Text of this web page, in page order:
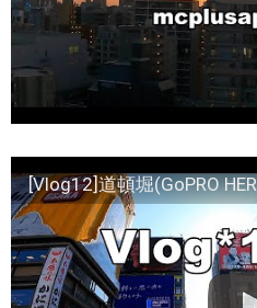
[Vlog12]道頓堀(GoPRO